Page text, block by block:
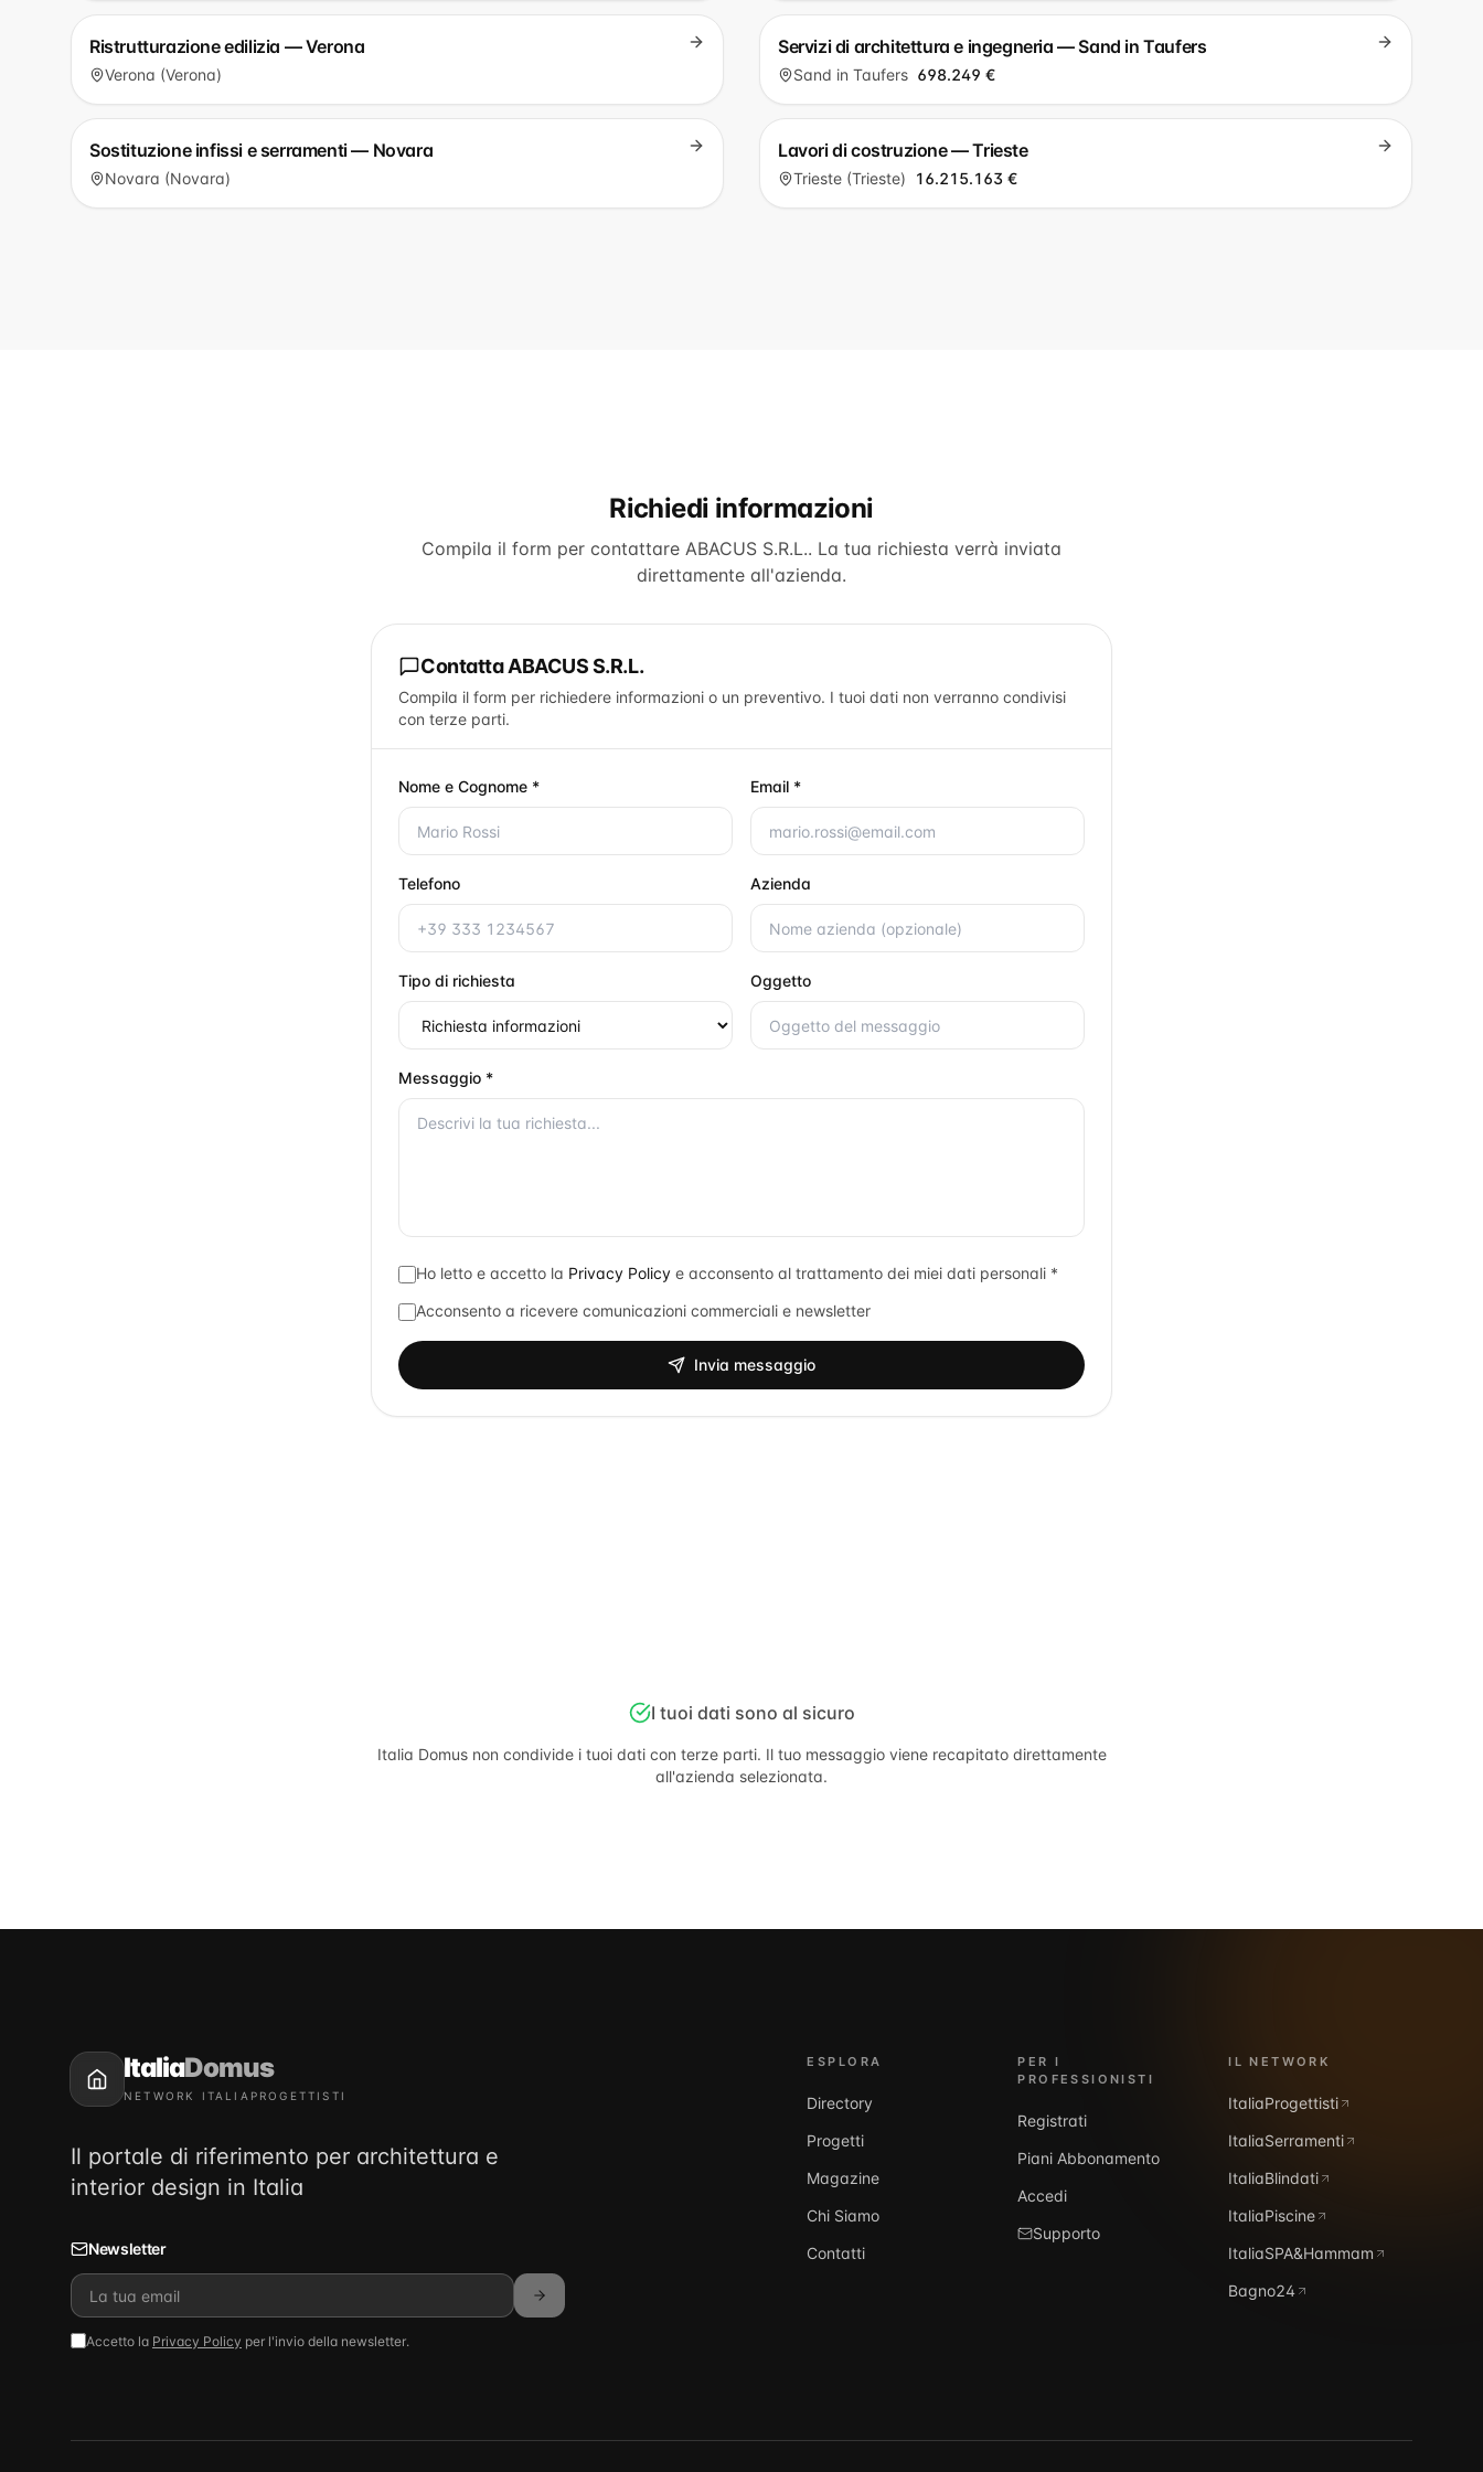
Ristrutturazione edilizia — Verona
Verona (Verona)
Sostituzione infissi e serramenti — Novara
Novara (Novara)
Servizi di architettura e ingegneria — Sand in Taufers
Sand in Taufers 698.249 €
Lavori di costruzione — Trieste
Trieste (Trieste) 16.215.163 €
Richiedi informazioni
Compila il form per contattare ABACUS S.R.L.. La tua richiesta verrà inviata
direttamente all'azienda.
ContattaABACUS S.R.L.
Compila il form per richiedere informazioni o un preventivo. I tuoi dati non verranno condivisi
con terze parti.
Nome e Cognome * Email *
Telefono Azienda
Tipo di richiesta Oggetto
Messaggio *
Ho letto e accetto la Privacy Policy e acconsento al trattamento dei miei dati personali *
Acconsento a ricevere comunicazioni commerciali e newsletter
Invia messaggio
I tuoi dati sono al sicuro
Italia Domusnon condivide i tuoi dati con terze parti. Il tuo messaggio viene recapitato direttamente
all'azienda selezionata.
ItaliaDomus
NETWORK ITALIAPROGETTISTI
Il portale di riferimento per architettura e
interior design in Italia
Newsletter
Accetto la Privacy Policy per l'invio della newsletter.
ESPLORA
Directory
Progetti
Magazine
Chi Siamo
Contatti
PER I
PROFESSIONISTI
Registrati
Piani Abbonamento
Accedi
Supporto
IL NETWORK
ItaliaProgettisti
ItaliaSerramenti
ItaliaBlindati
ItaliaPiscine
ItaliaSPA&Hammam
Bagno24